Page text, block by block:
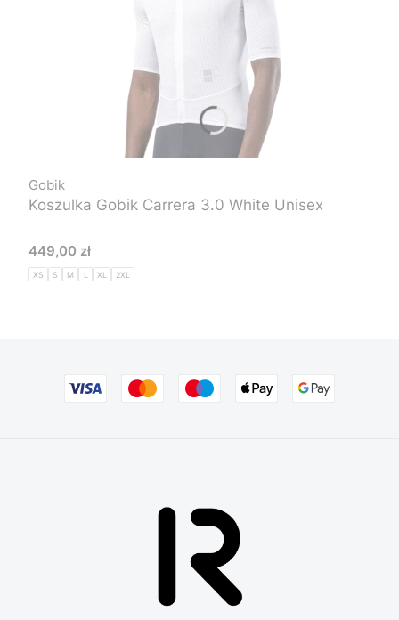
Koszulka Gobik Carrera 3.0 White Unisex
Gobik
Cena
449,00 zł
XS S M L XL 2XL